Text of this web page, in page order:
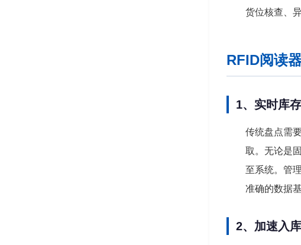
货位核查、
RFID阅读
1、实时库
传统盘点需
取。无论是
至系统。管
准确的数据基
2、加速入